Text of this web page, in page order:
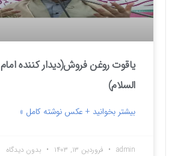
یاقوت روغن فروش(دیدار کننده امام
السلام)
بیشتر بخوانید + عکس نوشته کامل »
admin فروردین ۱۳, ۱۴۰۳ بدون دیدگاه